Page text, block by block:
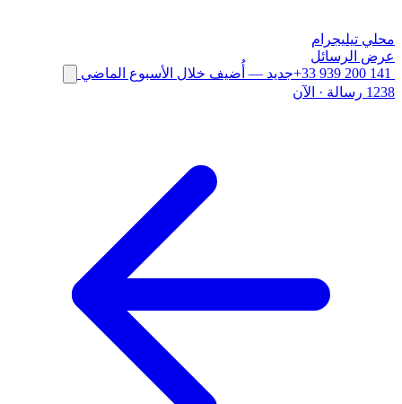
محلي تيليجرام
عرض الرسائل
+33 939 200 141جديد — أُضيف خلال الأسبوع الماضي
1238 رسالة
· الآن